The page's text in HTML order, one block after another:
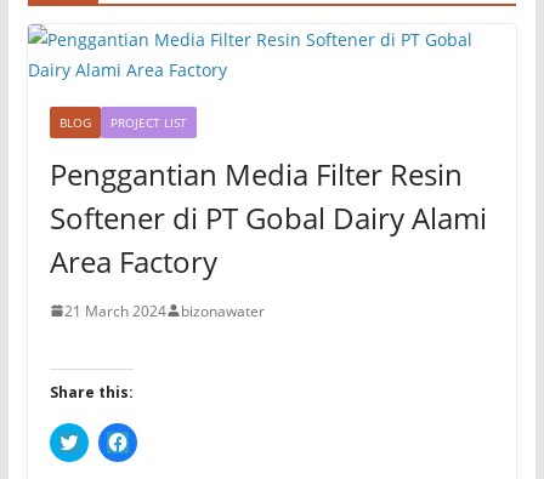
BLOG PROJECT LIST
Penggantian Media Filter Resin
Softener di PT Gobal Dairy Alami
Area Factory
21 March 2024 bizonawater
Share this:
C
l
C
l